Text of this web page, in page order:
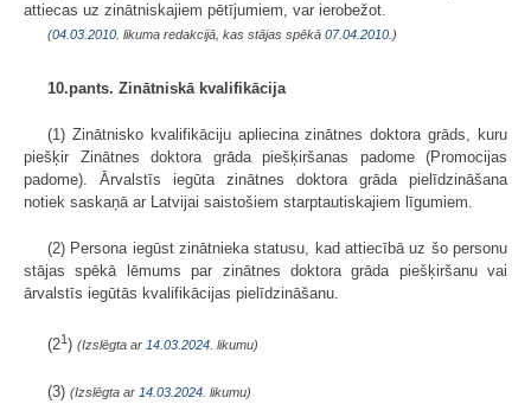
attiecas uz zinātniskajiem pētījumiem, var ierobežot.
(04.03.2010 . likuma redakcijā, kas stājas spēkā 07.04.2010. )
10.pants. Zinātniskā kvalifikācija
(1) Zinātnisko kvalifikāciju apliecina zinātnes doktora grāds, kuru
piešķir Zinātnes doktora grāda piešķiršanas padome (Promocijas
padome). Ārvalstīs iegūta zinātnes doktora grāda pielīdzināšana
notiek saskaņā ar Latvijai saistošiem starp­tautiskajiem līgumiem.
(2) Persona iegūst zinātnieka statusu, kad attiecībā uz šo personu
stājas spēkā lēmums par zinātnes doktora grāda piešķiršanu vai
ārvalstīs iegūtās kvalifikācijas pielīdzināšanu.
(21) (Izslēgta ar 14.03.2024. likumu)
(3) (Izslēgta ar 14.03.2024. likumu)